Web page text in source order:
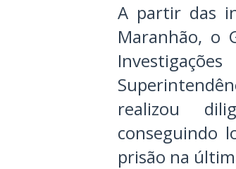
A partir das
Maranhão, o
realizou
conseguindo
prisão na